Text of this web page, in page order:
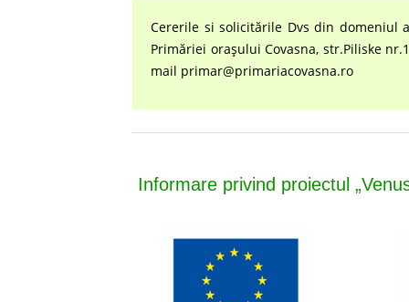
Cererile si solicitările Dvs din domeniul
Primăriei oraşului Covasna, str.Piliske
mail primar@primariacovasna.ro
Informare privind proiectul